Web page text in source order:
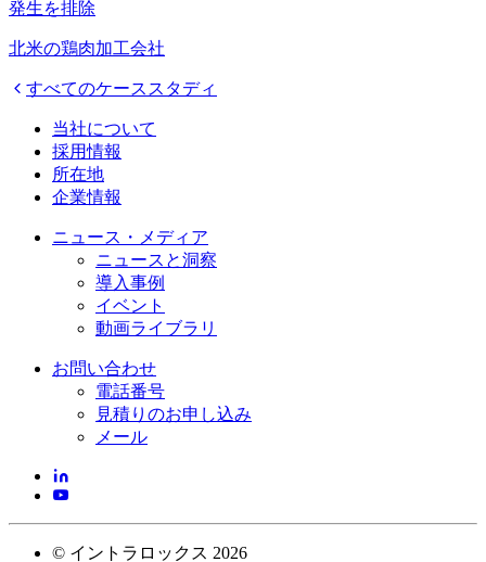
発生を排除
北米の鶏肉加工会社
すべてのケーススタディ
当社について
採用情報
所在地
企業情報
ニュース・メディア
ニュースと洞察
導入事例
イベント
動画ライブラリ
お問い合わせ
電話番号
見積りのお申し込み
メール
© イントラロックス 2026